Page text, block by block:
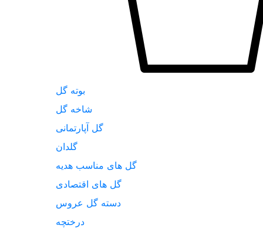
بوته گل
شاخه گل
گل آپارتمانی
گلدان
گل های مناسب هدیه
گل های اقتصادی
دسته گل عروس
درختچه